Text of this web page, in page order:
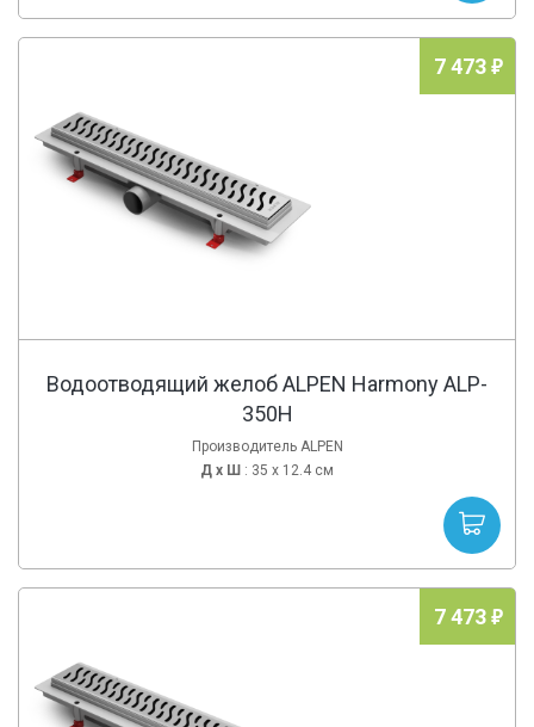
7 473
Водоотводящий желоб ALPEN Harmony ALP-
350H
Производитель ALPEN
Д х Ш : 35 x 12.4 см
7 473